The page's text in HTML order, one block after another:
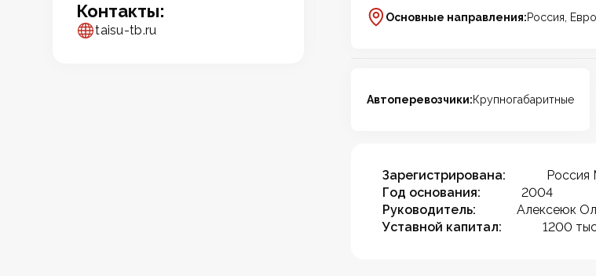
Контакты:
taisu-tb.ru
Основные направления:Россия,
Автоперевозчики:Крупногабаритные
Зарегистрирована:
Россия
Год основания:
2004
Руководитель:
Алексеюк
Уставной капитал:
1200